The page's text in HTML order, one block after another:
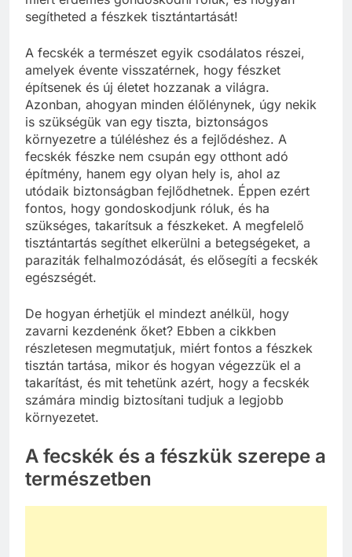
segítheted a fészkek tisztántartását!
A fecskék a természet egyik csodálatos részei,
amelyek évente visszatérnek, hogy fészket
építsenek és új életet hozzanak a világra.
Azonban, ahogyan minden élőlénynek, úgy nekik
is szükségük van egy tiszta, biztonságos
környezetre a túléléshez és a fejlődéshez. A
fecskék fészke nem csupán egy otthont adó
építmény, hanem egy olyan hely is, ahol az
utódaik biztonságban fejlődhetnek. Éppen ezért
fontos, hogy gondoskodjunk róluk, és ha
szükséges, takarítsuk a fészkeket. A megfelelő
tisztántartás segíthet elkerülni a betegségeket, a
paraziták felhalmozódását, és elősegíti a fecskék
egészségét.
De hogyan érhetjük el mindezt anélkül, hogy
zavarni kezdenénk őket? Ebben a cikkben
részletesen megmutatjuk, miért fontos a fészkek
tisztán tartása, mikor és hogyan végezzük el a
takarítást, és mit tehetünk azért, hogy a fecskék
számára mindig biztosítani tudjuk a legjobb
környezetet.
A fecskék és a fészkük szerepe a
természetben